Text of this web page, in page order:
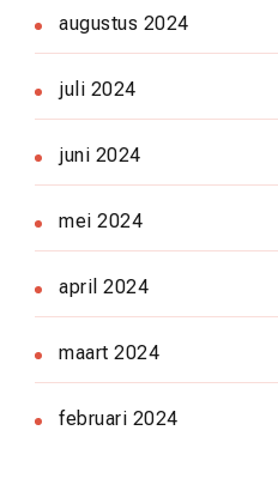
augustus 2024
juli 2024
juni 2024
mei 2024
april 2024
maart 2024
februari 2024